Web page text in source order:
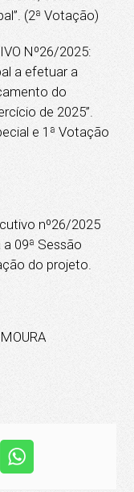
(2ª Votação)
Nº26/2025:
a efetuar a
do
de 2025”.
e 1ª Votação
nº26/2025
09ª Sessão
do projeto.